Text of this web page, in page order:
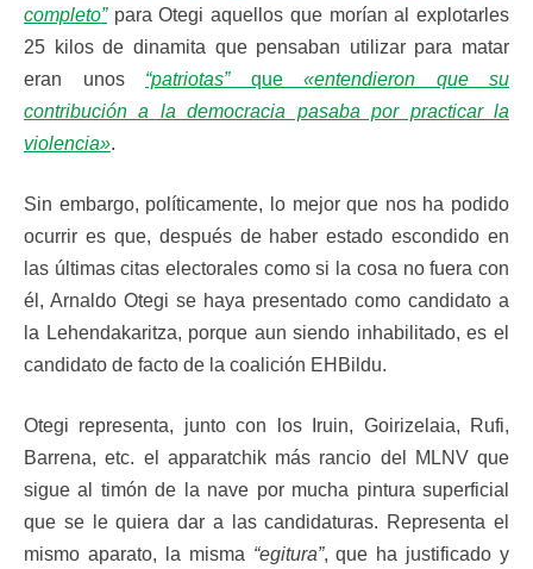
completo”para Otegi aquellos que morían al explotarles
25 kilos de dinamita que pensaban utilizar para matar
eran unos “patriotas”que «entendieron que su
contribución a la democracia pasaba por practicar la
violencia».
Sin embargo, políticamente, lo mejor que nos ha podido
ocurrir es que, después de haber estado escondido en
las últimas citas electorales como si la cosa no fuera con
él, Arnaldo Otegi se haya presentado como candidato a
la Lehendakaritza, porque aun siendo inhabilitado, es el
candidato de facto de la coalición EHBildu.
Otegi representa, junto con los Iruin, Goirizelaia, Rufi,
Barrena, etc. el apparatchik más rancio del MLNV que
sigue al timón de la nave por mucha pintura superficial
que se le quiera dar a las candidaturas. Representa el
mismo aparato, la misma “egitura”, que ha justificado y